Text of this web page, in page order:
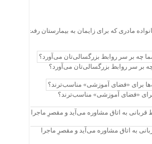
مادری که برای زایمان به بیمارستان رفت
بر سر روابط بزرگسالی‌تان می‌آورد؟
«فضای آموزشی» مناسب‌ترند؟
به اتاق مشاوره می‌آید و مقصرِ ماجرا